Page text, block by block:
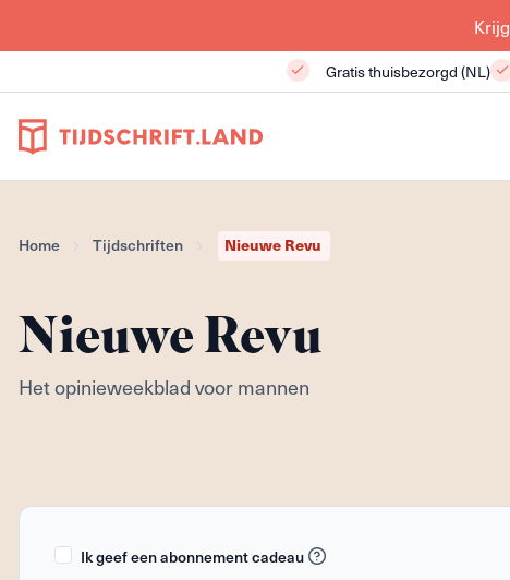
Krijg
Gratis thuisbezorgd (NL)
Home Tijdschriften Nieuwe Revu
Nieuwe Revu
Het opinieweekblad voor mannen
Ik geef een abonnement cadeau